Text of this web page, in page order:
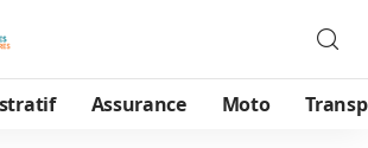
Assurance Moto